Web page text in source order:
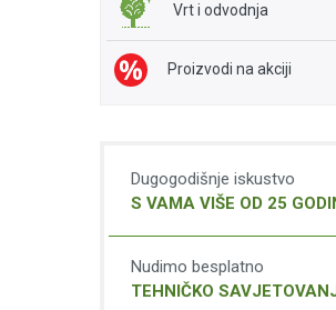
Vrt i odvodnja
Proizvodi na akciji
Dugogodišnje iskustvo
S VAMA VIŠE OD 25
Nudimo besplatno
TEHNIČKO